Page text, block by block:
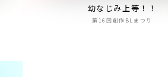
幼なじみ上等！！
第16回創作BLまつり